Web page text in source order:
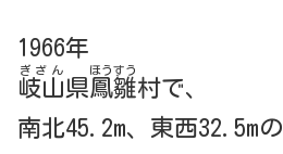
1966年
岐山
ぎざん
県鳳雛
ほうすう
村で、
南北45.2m、東西32.5mの